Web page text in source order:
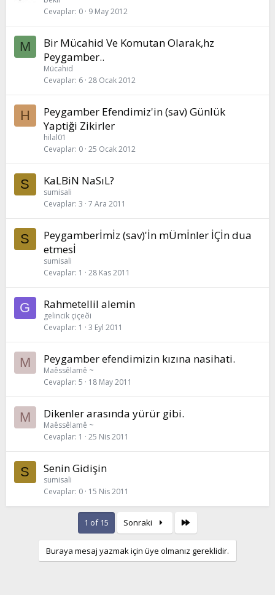
Cevaplar 0 9 May 2012
M
Bir Mücahid Ve Komutan Olarak,hz
Peygamber..
Mücahid
Cevaplar 6 28 Ocak 2012
H
Peygamber Efendimiz'in (sav) Günlük
Yaptiği Zikirler
hilal01
Cevaplar 0 25 Ocak 2012
S KaLBiN NaSıL?
sumisali
Cevaplar 3 7 Ara 2011
S
Peygamberİmİz (sav)'İn mÜmİnler İÇİn dua
etmesİ
sumisali
Cevaplar 1 28 Kas 2011
G Rahmetellil alemin
gelincik çiçeði
Cevaplar 1 3 Eyl 2011
M Peygamber efendimizin kızına nasihati.
Maêssêlamê ~
Cevaplar 5 18 May 2011
M Dikenler arasında yürür gibi.
Maêssêlamê ~
Cevaplar 1 25 Nis 2011
S Senin Gidişin
sumisali
Cevaplar 0 15 Nis 2011
1 of 15 Sonraki
Buraya mesaj yazmak için üye olmanız gereklidir.